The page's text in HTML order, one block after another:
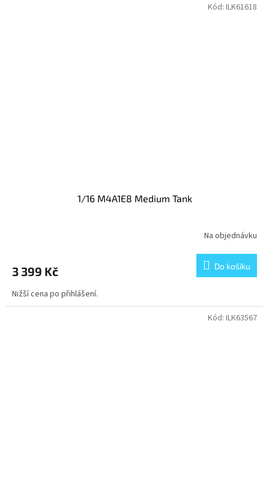
1/16 M4A1E8 Medium Tank
Na objednávku
3 399 Kč Do košíku
Nižší cena po přihlášení.
Kód: ILK61618
Kód: ILK63567